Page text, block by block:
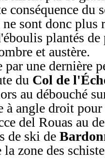
conséquence du
sont donc plus
plantés
et austère.
une dernière
du Col de
au débouché
angle droit
del Rouas au
de ski de
la zone des